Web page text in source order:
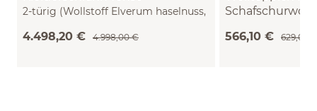
2-türig (Wollstoff Elverum haselnuss,
4.498,20 € 4.998,00 €
Schafschurwolle
566,10 € 629,00